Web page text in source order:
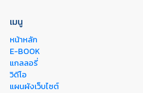
เมนู
หน้าหลัก
E-BOOK
แกลลอรี่
วิดีโอ
แผนผังเว็บไซต์